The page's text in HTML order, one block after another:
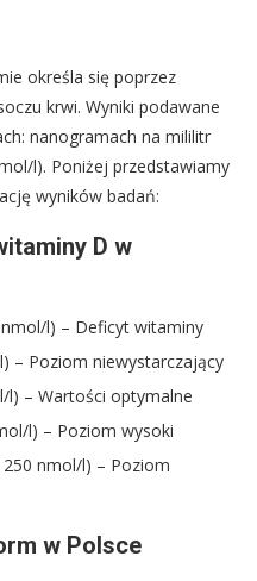
określa się poprzez
krwi. Wyniki podawane
nanogramach na mililitr
l). Poniżej przedstawiamy
wyników badań:
D w
l) – Deficyt witaminy
– Poziom niewystarczający
l) – Wartości optymalne
l) – Poziom wysoki
nmol/l) – Poziom
w Polsce